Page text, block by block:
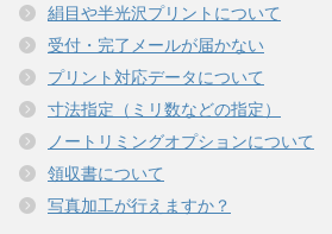
絹目や半光沢プリントについて
受付・完了メールが届かない
プリント対応データについて
寸法指定（ミリ数などの指定）
ノートリミングオプションについて
領収書について
写真加工が行えますか？